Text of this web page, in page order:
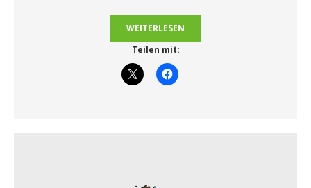
WEITERLESEN
Teilen mit: